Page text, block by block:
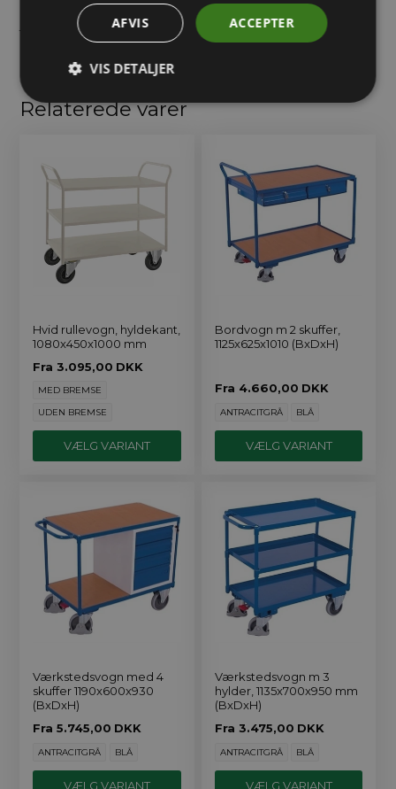
rullevogne en praktisk og holdbar løsning, der optimerer
transporten og øger effektiviteten.
Relaterede varer
Hvid rullevogn, hyldekant,
1080x450x1000 mm
Fra 3.095,00 DKK
MED BREMSE
UDEN BREMSE
VÆLG VARIANT
Bordvogn m 2 skuffer,
1125x625x1010 (BxDxH)
Fra 4.660,00 DKK
ANTRACITGRÅ BLÅ
VÆLG VARIANT
Værkstedsvogn med 4
skuffer 1190x600x930
(BxDxH)
Fra5.745,00 DKK
ANTRACITGRÅ BLÅ
VÆLG VARIANT
Værkstedsvogn m 3
hylder, 1135x700x950 mm
(BxDxH)
Fra 3.475,00 DKK
ANTRACITGRÅ BLÅ
VÆLG VARIANT
ACCEPTER
AFVIS
VIS DETALJER